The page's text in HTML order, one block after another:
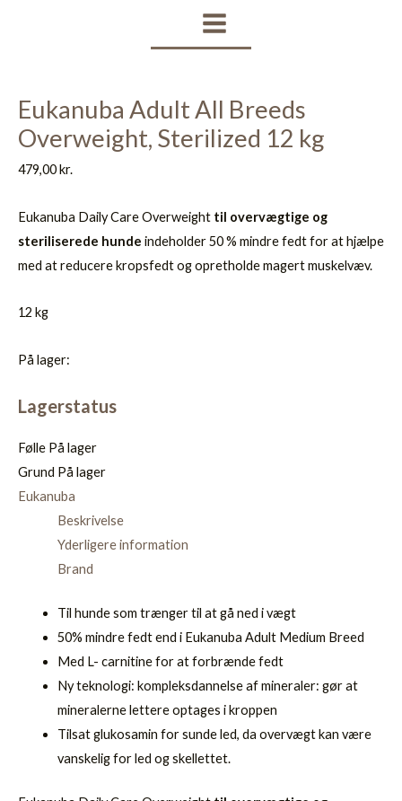
MAIN
MENU
Eukanuba Adult All Breeds
Overweight, Sterilized 12 kg
479,00kr.
Eukanuba Daily Care Overweight til overvægtige og
steriliserede hunde indeholder 50 % mindre fedt for at hjælpe
med at reducere kropsfedt og opretholde magert muskelvæv.
12 kg
På lager:
Lagerstatus
Følle På lager
Grund På lager
Eukanuba
Beskrivelse
Yderligere information
Brand
Til hunde som trænger til at gå ned i vægt
50% mindre fedt end i Eukanuba Adult Medium Breed
Med L- carnitine for at forbrænde fedt
Ny teknologi: kompleksdannelse af mineraler: gør at
mineralerne lettere optages i kroppen
Tilsat glukosamin for sunde led, da overvægt kan være
vanskelig for led og skellettet.